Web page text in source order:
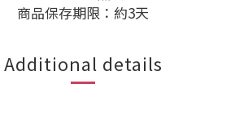
商品保存期限：約3天
Additional details